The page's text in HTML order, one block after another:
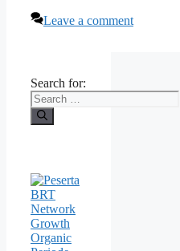
Leave a comment
Search for: